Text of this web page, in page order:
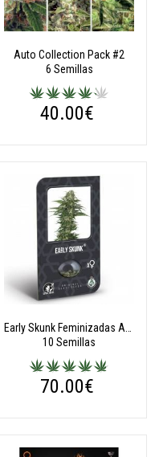
Auto Collection Pack #2
6 Semillas
40.00€
10 Semillas
70.00€